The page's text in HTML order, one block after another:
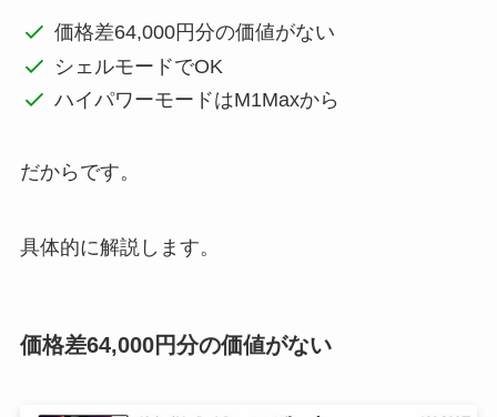
価格差64,000円分の価値がない
シェルモードでOK
ハイパワーモードはM1Maxから
だからです。
具体的に解説します。
価格差64,000円分の価値がない